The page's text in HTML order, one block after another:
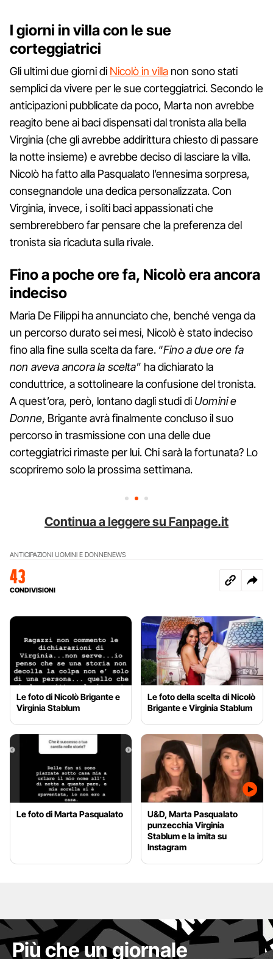
I giorni in villa con le sue
corteggiatrici
Gli ultimi due giorni di Nicolò in villa non sono stati
semplici da vivere per le sue corteggiatrici. Secondo le
anticipazioni pubblicate da poco, Marta non avrebbe
reagito bene ai baci dispensati dal tronista alla bella
Virginia (che gli avrebbe addirittura chiesto di passare
la notte insieme) e avrebbe deciso di lasciare la villa.
Nicolò ha fatto alla Pasqualato l’ennesima sorpresa,
consegnandole una dedica personalizzata. Con
Virginia, invece, i soliti baci appassionati che
sembrerebbero far pensare che la preferenza del
tronista sia ricaduta sulla rivale.
Fino a poche ore fa, Nicolò era ancora
indeciso
Maria De Filippi ha annunciato che, benché venga da
un percorso durato sei mesi, Nicolò è stato indeciso
fino alla fine sulla scelta da fare. “Fino a due ore fa
non aveva ancora la scelta” ha dichiarato la
conduttrice, a sottolineare la confusione del tronista.
A quest’ora, però, lontano dagli studi di Uomini e
Donne, Brigante avrà finalmente concluso il suo
percorso in trasmissione con una delle due
corteggiatrici rimaste per lui. Chi sarà la fortunata? Lo
scopriremo solo la prossima settimana.
Continua a leggere su Fanpage.it
ANTICIPAZIONI UOMINI E DONNENEWS
43
CONDIVISIONI
Le foto di Nicolò Brigante e
Virginia Stablum
Le foto della scelta di Nicolò
Brigante e Virginia Stablum
Le foto di Marta Pasqualato
U&D, Marta Pasqualato
punzecchia Virginia
Stablum e la imita su
Instagram
Più che un giornale